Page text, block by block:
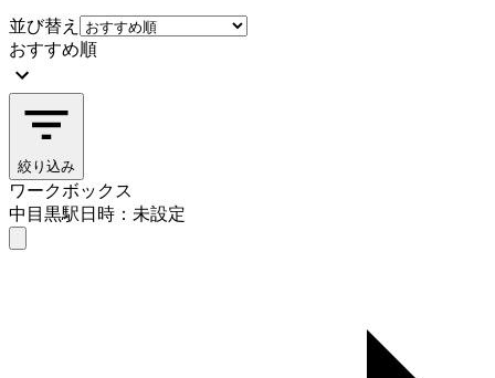
並び替え
おすすめ順
絞り込み
ワークボックス
中目黒駅日時：未設定